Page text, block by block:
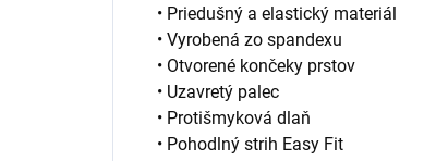
• Priedušný a elastický materiál
• Vyrobená zo spandexu
• Otvorené končeky prstov
• Uzavretý palec
• Protišmyková dlaň
• Pohodlný strih Easy Fit